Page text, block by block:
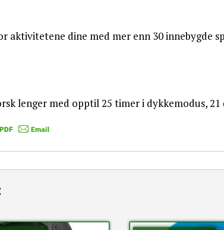
aktivitetene dine med mer enn 30 innebygde
lenger med opptil 25 timer i dykkemodus,